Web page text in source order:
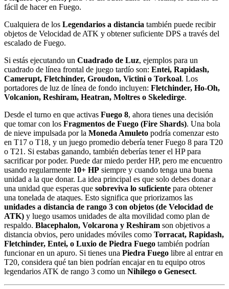
fácil de hacer en Fuego.
Cualquiera de los Legendarios a distancia también puede recibir
objetos de Velocidad de ATK y obtener suficiente DPS a través del
escalado de Fuego.
Si estás ejecutando un Cuadrado de Luz, ejemplos para un
cuadrado de línea frontal de juego tardío son: Entei, Rapidash,
Camerupt, Fletchinder, Groudon, Victini o Torkoal. Los
portadores de luz de línea de fondo incluyen: Fletchinder, Ho-Oh,
Volcanion, Reshiram, Heatran, Moltres o Skeledirge.
Desde el turno en que activas Fuego 8, ahora tienes una decisión
que tomar con los Fragmentos de Fuego (Fire Shards). Una bola
de nieve impulsada por la Moneda Amuleto podría comenzar esto
en T17 o T18, y un juego promedio debería tener Fuego 8 para T20
o T21. Si estabas ganando, también deberías tener el HP para
sacrificar por poder. Puede dar miedo perder HP, pero me encuentro
usando regularmente 10+ HP siempre y cuando tenga una buena
unidad a la que donar. La idea principal es que solo debes donar a
una unidad que esperas que sobreviva lo suficiente para obtener
una tonelada de ataques. Esto significa que priorizamos las
unidades a distancia de rango 3 con objetos (de Velocidad de
ATK) y luego usamos unidades de alta movilidad como plan de
respaldo. Blacephalon, Volcarona y Reshiram son objetivos a
distancia obvios, pero unidades móviles como Torracat, Rapidash,
Fletchinder, Entei, o Luxio de Piedra Fuego también podrían
funcionar en un apuro. Si tienes una Piedra Fuego libre al entrar en
T20, considera qué tan bien podrían encajar en tu equipo otros
legendarios ATK de rango 3 como un Nihilego o Genesect.